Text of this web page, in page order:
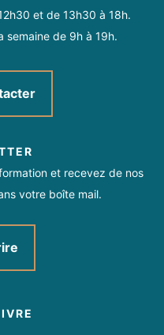
et de 13h30 à 18h.
semaine de 9h à 19h.
et recevez de nos
votre boîte mail.